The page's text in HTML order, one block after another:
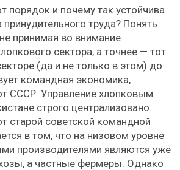
порядок и почему так устойчива
принудительного труда? Понять
принимая во внимание
сектора, а точнее — тот
(да и не только в этом) до
командная экономика,
СССР. Управление хлопковым
строго централизовано.
старой советской командной
в том, что на низовом уровне
производителями являются уже
а частные фермеры. Однако